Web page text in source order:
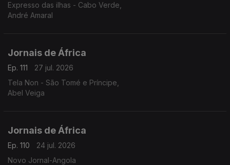
Expresso das ilhas - Cabo Verde,
André Amaral
Jornais de África
Ep. 111
27 jul. 2026
Tela Non - São Tomé e Príncipe,
Abel Veiga
Jornais de África
Ep. 110
24 jul. 2026
Novo Jornal-Angola